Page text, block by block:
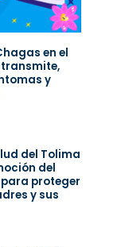
en el
y
del Tolima
del
proteger
y sus